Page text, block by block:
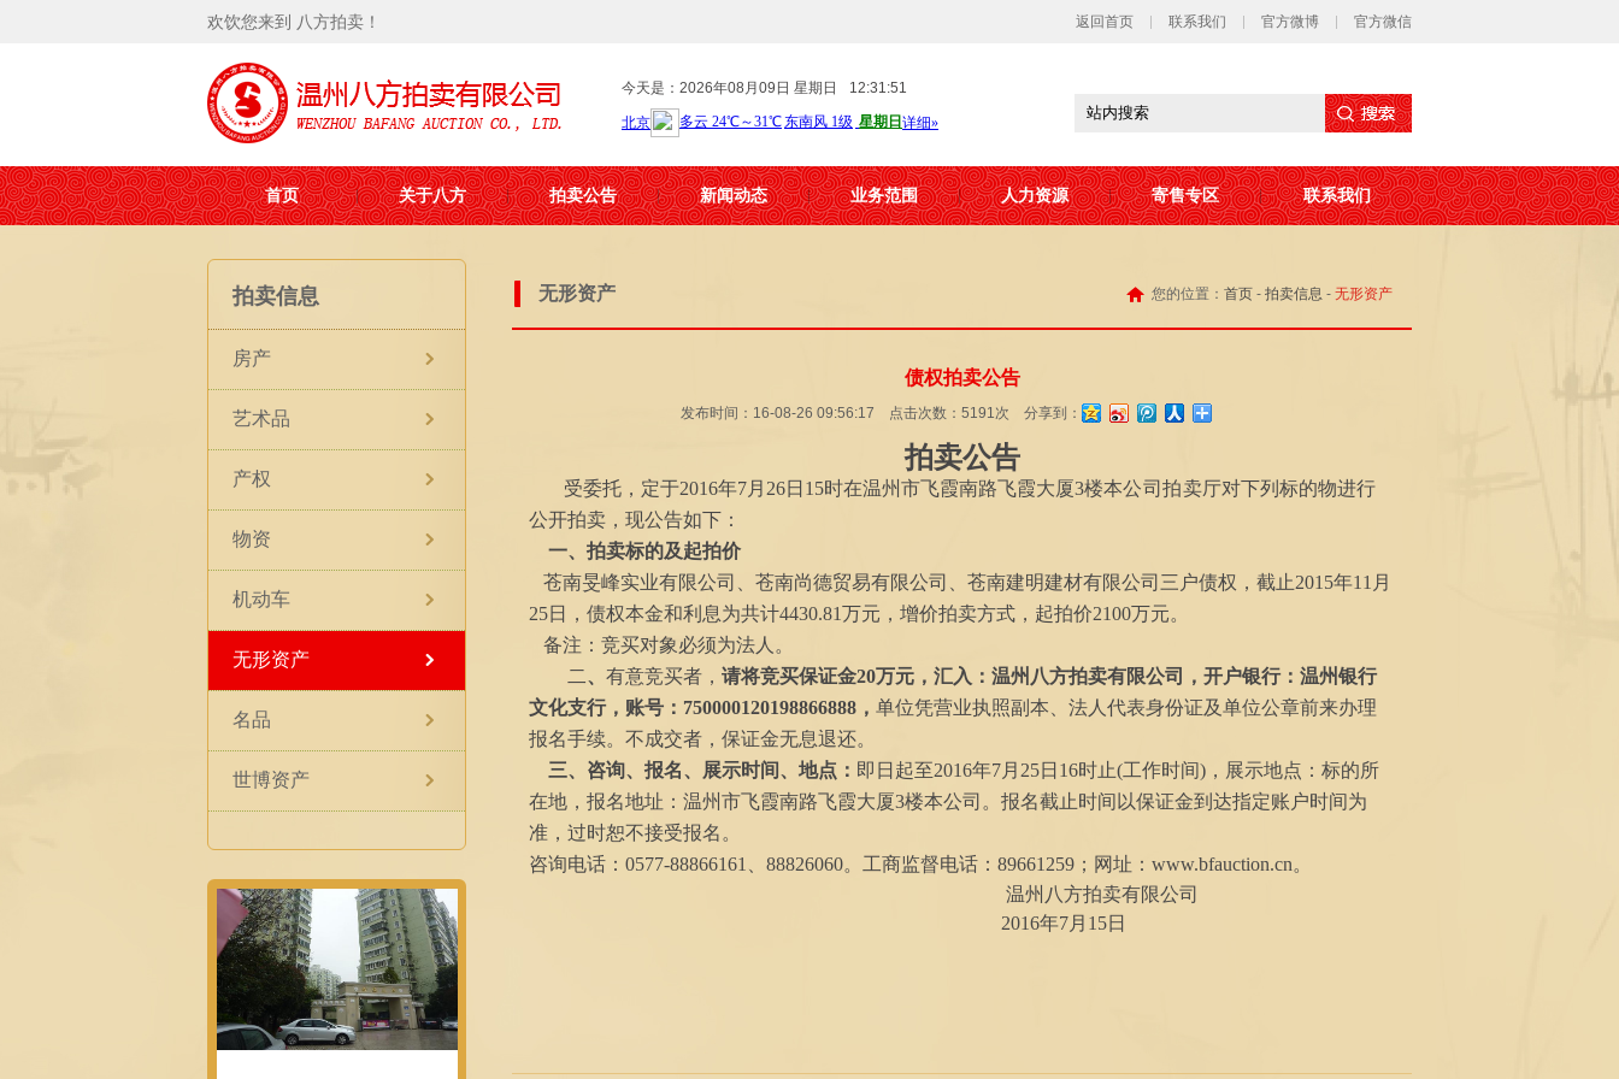
欢饮您来到 八方拍卖！ 返回首页 联系我们 官方微博 官方微信
今天是：2026年08月09日 星期日 12:31:51
首页 关于八方 拍卖公告 新闻动态 业务范围 人力资源 寄售专区 联系我们
拍卖信息
房产
艺术品
产权
物资
机动车
无形资产
名品
世博资产
无形资产 您的位置： 首页 - 拍卖信息 - 无形资产
债权拍卖公告
发布时间：16-08-26 09:56:17 点击次数：5191次 分享到：
拍卖公告
受委托，定于2016年7月 26日 15时在温州市飞霞南路飞霞大厦3楼本公司拍卖厅对下列标的物进行
公开拍卖，现公告如下：
一、拍卖标的及起拍价
苍南旻峰实业有限公司、苍南尚德贸易有限公司、苍南建明建材有限公司三户债权 ，截止2015年11 月
25日，债权本金和利息为共计4430.81万元 ， 增价拍卖方式，起拍价2100万元。
备注：竞买对象必须为法人。
二、 有意竞买者， 请将竞买保证金20万元， 汇入：温州八方拍卖有限公司，开户银行：温州银行
文化支行， 账号： 750000120198866888， 单位凭营业执照副本、法人代表身份证及单位公章前来办理
报名手续。不成交者，保证金无息退还。
三、咨询、报名、展示时间、地点： 即日起至2016年7月 25日 16时止(工作时间)，展示地点：标的所
在地，报名地址：温州市飞霞南路飞霞大厦3楼本公司。 报名截止时间以保证金到达指定账户时间为
准，过时恕不接受报名 。
咨询电话： 0577-88866161 88826060。工商监督电话： 89661259；网址： www.bfauction.cn。
温州八方拍卖有限公司
2016年7月 15日